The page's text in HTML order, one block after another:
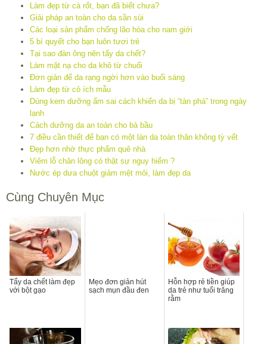
Viêm lỗ chân lông có thật sự nguy hiểm ?
Nước ép dưa chuột giảm mệt mỏi, làm đẹp da
Cùng Chuyên Mục
Tẩy da chết làm đẹp
với bột gạo
Mẹo đơn giản hút
sạch mụn đầu đen
da trẻ như tuổi trăng
rằm
Các loại nước uống
đều đặn da đẹp hơn
dùng mỹ phẩm đắt
tiền
Lá trầu không trị nám
Bình Luận Facebook